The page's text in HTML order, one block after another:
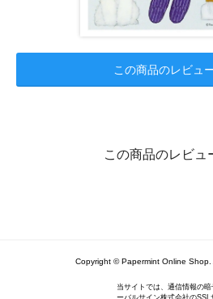
この商品のレビュ
この商品のレビュ
Copyright © Papermint Online Shop.
当サイトでは、通信情報の